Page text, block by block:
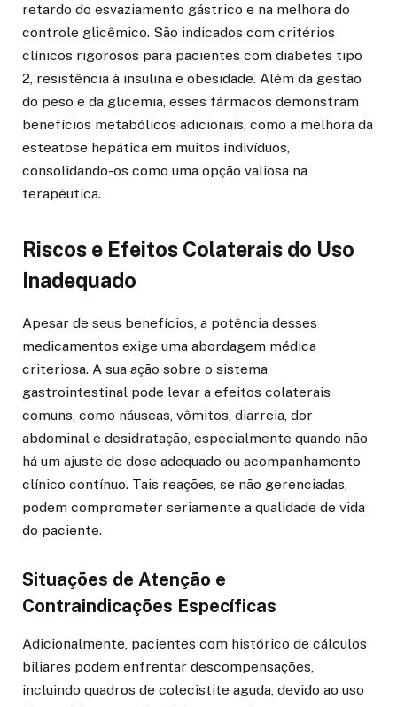
retardo do esvaziamento gástrico e na melhora do
controle glicêmico. São indicados com critérios
clínicos rigorosos para pacientes com diabetes tipo
2, resistência à insulina e obesidade. Além da gestão
do peso e da glicemia, esses fármacos demonstram
benefícios metabólicos adicionais, como a melhora da
esteatose hepática em muitos indivíduos,
consolidando-os como uma opção valiosa na
terapêutica.
Riscos e Efeitos Colaterais do Uso
Inadequado
Apesar de seus benefícios, a potência desses
medicamentos exige uma abordagem médica
criteriosa. A sua ação sobre o sistema
gastrointestinal pode levar a efeitos colaterais
comuns, como náuseas, vômitos, diarreia, dor
abdominal e desidratação, especialmente quando não
há um ajuste de dose adequado ou acompanhamento
clínico contínuo. Tais reações, se não gerenciadas,
podem comprometer seriamente a qualidade de vida
do paciente.
Situações de Atenção e
Contraindicações Específicas
Adicionalmente, pacientes com histórico de cálculos
biliares podem enfrentar descompensações,
incluindo quadros de colecistite aguda, devido ao uso